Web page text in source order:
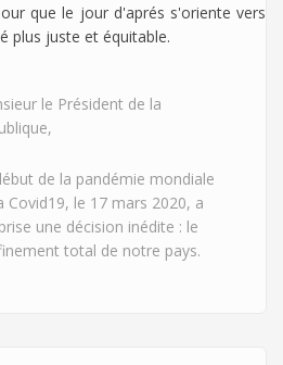
que le jour d'aprés s'oriente vers
plus juste et équitable.
le Président de la
de la pandémie mondiale
Covid19, le 17 mars 2020, a
une décision inédite : le
total de notre pays.